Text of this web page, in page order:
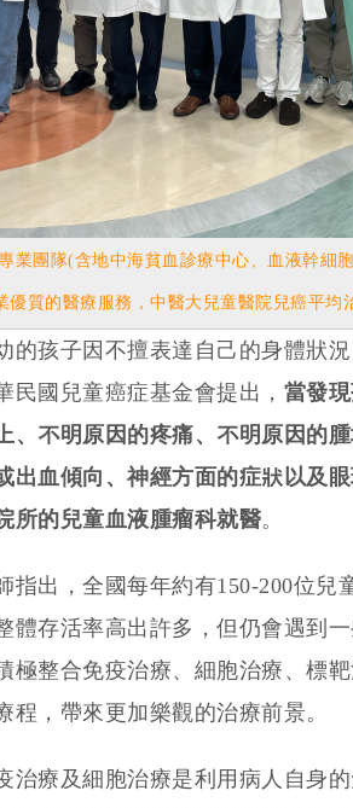
業團隊(含地中海貧血診療中心、血液幹細
質的醫療服務，中醫大兒童醫院兒癌平均
的孩子因不擅表達自己的身體狀
民國兒童癌症基金會提出， 當發
、不明原因的疼痛、不明原因的
出血傾向、神經方面的症狀以及
所的兒童血液腫瘤科就醫。
指出，全國每年約有150-200位兒
體存活率高出許多，但仍會遇到
極整合免疫治療、細胞治療、標
程，帶來更加樂觀的治療前景。
治療及細胞治療是利用病人自身